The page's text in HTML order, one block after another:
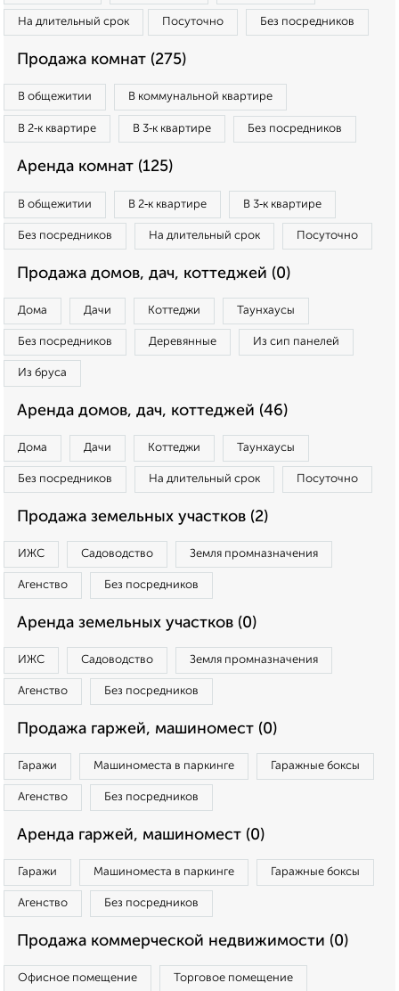
На длительный срок Посуточно Без посредников
Продажа комнат (275)
В общежитии В коммунальной квартире
В 2‑к квартире В 3‑к квартире Без посредников
Аренда комнат (125)
В общежитии В 2‑к квартире В 3‑к квартире
Без посредников На длительный срок Посуточно
Продажа домов, дач, коттеджей (0)
Дома Дачи Коттеджи Таунхаусы
Без посредников Деревянные Из сип панелей
Из бруса
Аренда домов, дач, коттеджей (46)
Дома Дачи Коттеджи Таунхаусы
Без посредников На длительный срок Посуточно
Продажа земельных участков (2)
ИЖС Садоводство Земля промназначения
Агенство Без посредников
Аренда земельных участков (0)
ИЖС Садоводство Земля промназначения
Агенство Без посредников
Продажа гаржей, машиномест (0)
Гаражи Машиноместа в паркинге Гаражные боксы
Агенство Без посредников
Аренда гаржей, машиномест (0)
Гаражи Машиноместа в паркинге Гаражные боксы
Агенство Без посредников
Продажа коммерческой недвижимости (0)
Офисное помещение Торговое помещение